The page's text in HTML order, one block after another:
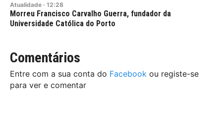
Atualidade · 12:28
Morreu Francisco Carvalho Guerra, fundador da
Universidade Católica do Porto
Comentários
Entre com a sua conta do Facebook ou registe-se
para ver e comentar